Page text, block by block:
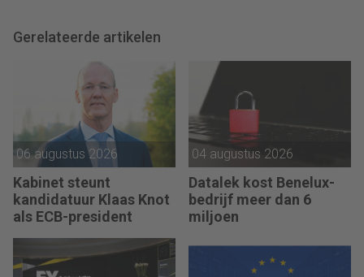
Gerelateerde artikelen
06 augustus 2026
Kabinet steunt
kandidatuur Klaas Knot
als ECB-president
04 augustus 2026
Datalek kost Benelux-
bedrijf meer dan 6
miljoen